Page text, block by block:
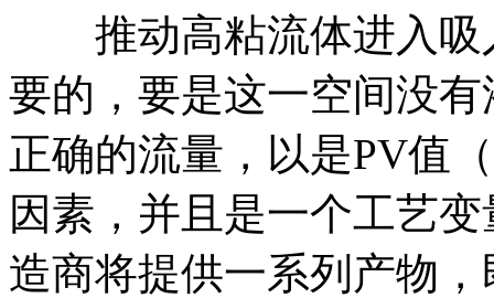
推动高粘流体进入吸
要的，要是这一空间没
正确的流量，以是PV值
因素，并且是一个工艺
造商将提供一系列产物